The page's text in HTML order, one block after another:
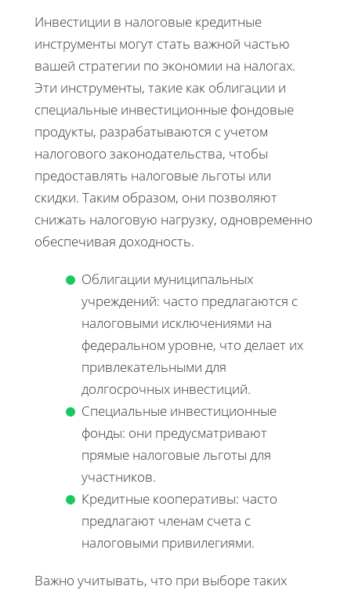
Инвестиции в налоговые кредитные
инструменты могут стать важной частью
вашей стратегии по экономии на налогах.
Эти инструменты, такие как облигации и
специальные инвестиционные фондовые
продукты, разрабатываются с учетом
налогового законодательства, чтобы
предоставлять налоговые льготы или
скидки. Таким образом, они позволяют
снижать налоговую нагрузку, одновременно
обеспечивая доходность.
Облигации муниципальных
учреждений: часто предлагаются с
налоговыми исключениями на
федеральном уровне, что делает их
привлекательными для
долгосрочных инвестиций.
Специальные инвестиционные
фонды: они предусматривают
прямые налоговые льготы для
участников.
Кредитные кооперативы: часто
предлагают членам счета с
налоговыми привилегиями.
Важно учитывать, что при выборе таких